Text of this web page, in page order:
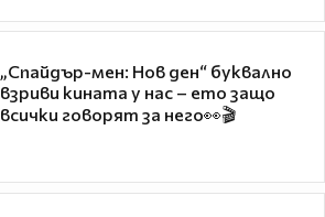
„Спайдър-мен: Нов ден“ буквално
взриви кината у нас – ето защо
всички говорят за него👀🎬